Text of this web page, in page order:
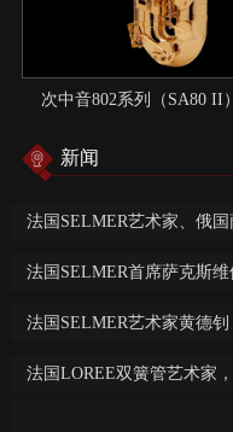
次中音802系列（SA80 II）
新闻